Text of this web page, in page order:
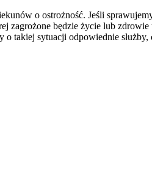
o ostrożność. Jeśli
zagrożone będzie życie lub
takiej sytuacji odpowiednie